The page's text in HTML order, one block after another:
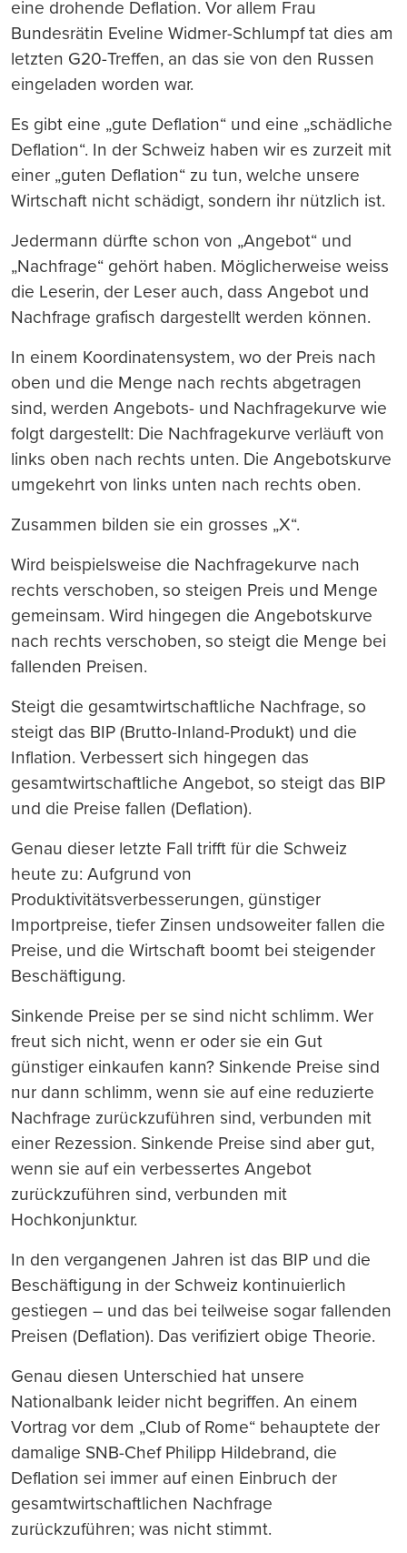
eine drohende Deflation. Vor allem Frau
Bundesrätin Eveline Widmer-Schlumpf tat dies am
letzten G20-Treffen, an das sie von den Russen
eingeladen worden war.
Es gibt eine „gute Deflation“ und eine „schädliche
Deflation“. In der Schweiz haben wir es zurzeit mit
einer „guten Deflation“ zu tun, welche unsere
Wirtschaft nicht schädigt, sondern ihr nützlich ist.
Jedermann dürfte schon von „Angebot“ und
„Nachfrage“ gehört haben. Möglicherweise weiss
die Leserin, der Leser auch, dass Angebot und
Nachfrage grafisch dargestellt werden können.
In einem Koordinatensystem, wo der Preis nach
oben und die Menge nach rechts abgetragen
sind, werden Angebots- und Nachfragekurve wie
folgt dargestellt: Die Nachfragekurve verläuft von
links oben nach rechts unten. Die Angebotskurve
umgekehrt von links unten nach rechts oben.
Zusammen bilden sie ein grosses „X“.
Wird beispielsweise die Nachfragekurve nach
rechts verschoben, so steigen Preis und Menge
gemeinsam. Wird hingegen die Angebotskurve
nach rechts verschoben, so steigt die Menge bei
fallenden Preisen.
Steigt die gesamtwirtschaftliche Nachfrage, so
steigt das BIP (Brutto-Inland-Produkt) und die
Inflation. Verbessert sich hingegen das
gesamtwirtschaftliche Angebot, so steigt das BIP
und die Preise fallen (Deflation).
Genau dieser letzte Fall trifft für die Schweiz
heute zu: Aufgrund von
Produktivitätsverbesserungen, günstiger
Importpreise, tiefer Zinsen undsoweiter fallen die
Preise, und die Wirtschaft boomt bei steigender
Beschäftigung.
Sinkende Preise per se sind nicht schlimm. Wer
freut sich nicht, wenn er oder sie ein Gut
günstiger einkaufen kann? Sinkende Preise sind
nur dann schlimm, wenn sie auf eine reduzierte
Nachfrage zurückzuführen sind, verbunden mit
einer Rezession. Sinkende Preise sind aber gut,
wenn sie auf ein verbessertes Angebot
zurückzuführen sind, verbunden mit
Hochkonjunktur.
In den vergangenen Jahren ist das BIP und die
Beschäftigung in der Schweiz kontinuierlich
gestiegen – und das bei teilweise sogar fallenden
Preisen (Deflation). Das verifiziert obige Theorie.
Genau diesen Unterschied hat unsere
Nationalbank leider nicht begriffen. An einem
Vortrag vor dem „Club of Rome“ behauptete der
damalige SNB-Chef Philipp Hildebrand, die
Deflation sei immer auf einen Einbruch der
gesamtwirtschaftlichen Nachfrage
zurückzuführen; was nicht stimmt.